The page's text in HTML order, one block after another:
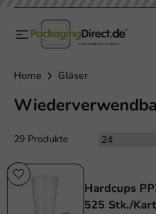
Home Gläser
29 Produkte
Hardcups
525 Stk./